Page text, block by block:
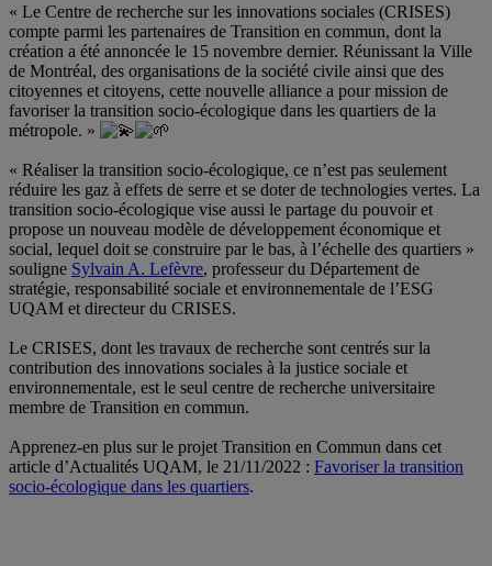
« Le Centre de recherche sur les innovations sociales (CRISES)
compte parmi les partenaires de Transition en commun, dont la
création a été annoncée le 15 novembre dernier. Réunissant la Ville
de Montréal, des organisations de la société civile ainsi que des
citoyennes et citoyens, cette nouvelle alliance a pour mission de
favoriser la transition socio-écologique dans les quartiers de la
métropole. »
« Réaliser la transition socio-écologique, ce n’est pas seulement
réduire les gaz à effets de serre et se doter de technologies vertes. La
transition socio-écologique vise aussi le partage du pouvoir et
propose un nouveau modèle de développement économique et
social, lequel doit se construire par le bas, à l’échelle des quartiers »
souligne Sylvain A. Lefèvre, professeur du Département de
stratégie, responsabilité sociale et environnementale de l’ESG
UQAM et directeur du CRISES.
Le CRISES, dont les travaux de recherche sont centrés sur la
contribution des innovations sociales à la justice sociale et
environnementale, est le seul centre de recherche universitaire
membre de Transition en commun.
Apprenez-en plus sur le projet Transition en Commun dans cet
article d’Actualités UQAM, le 21/11/2022 : Favoriser la transition
socio-écologique dans les quartiers.